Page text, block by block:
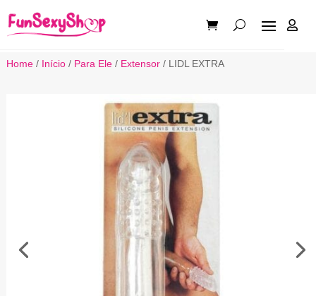

Home/ Início/ Para Ele/ Extensor/ LIDL EXTRA